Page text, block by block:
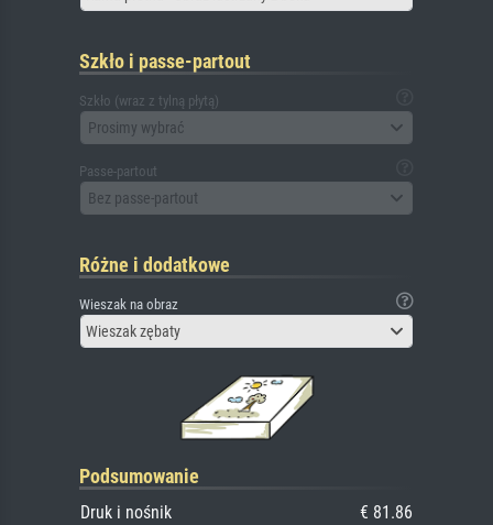
Szkło i passe-partout
Szkło (wraz z tylną płytą)
Prosimy wybrać
Passe-partout
Bez passe-partout
Różne i dodatkowe
Wieszak na obraz
Wieszak zębaty
Podsumowanie
Druk i nośnik
€ 81.86